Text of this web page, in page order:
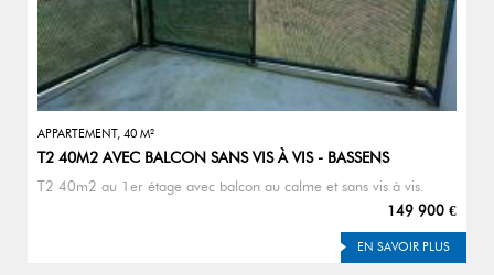
APPARTEMENT, 40 M²
T2 40M2 AVEC BALCON SANS VIS À VIS - BASSENS
T2 40m2 au 1er étage avec balcon au calme et sans vis à vis.
149 900 €
EN SAVOIR PLUS